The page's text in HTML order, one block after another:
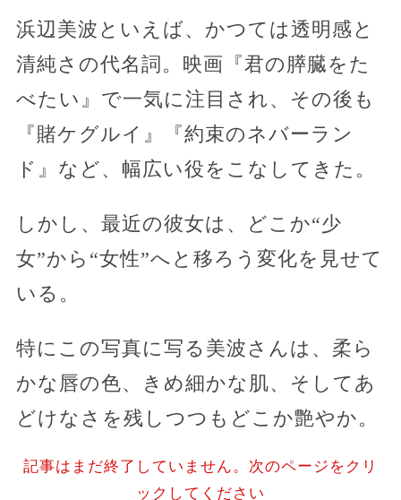
浜辺美波といえば、かつては透明感と
清純さの代名詞。映画『君の膵臓をた
べたい』で一気に注目され、その後も
『賭ケグルイ』『約束のネバーラン
ド』など、幅広い役をこなしてきた。
しかし、最近の彼女は、どこか“少
女”から“女性”へと移ろう変化を見せて
いる。
特にこの写真に写る美波さんは、柔ら
かな唇の色、きめ細かな肌、そしてあ
どけなさを残しつつもどこか艶やか。
記事はまだ終了していません。次のページをクリ
ックしてください